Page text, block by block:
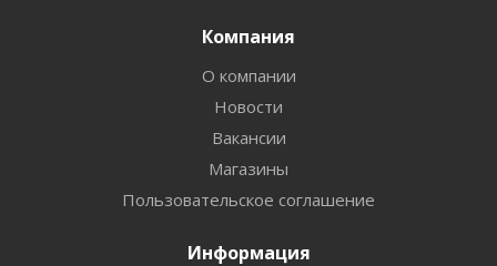
Компания
О компании
Новости
Вакансии
Магазины
Пользовательское соглашение
Информация